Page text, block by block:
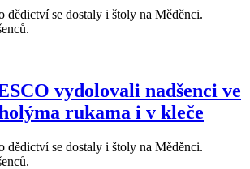
dědictví se dostaly i štoly na Měděnci.
vydolovali nadšenci ve
rukama i v kleče
dědictví se dostaly i štoly na Měděnci.